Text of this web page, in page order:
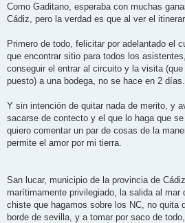
j
e
Como Gaditano, esperaba con muchas
Cádiz, pero la verdad es que al ver el
Primero de todo, felicitar por adelantado el
que encontrar sitio para todos los
conseguir el entrar al circuito y la visita
puesto) a una bodega, no se hace en 2 días...
Y sin intención de quitar nada de merito, y
sacarse de contecto y el que lo haga que
quiero comentar un par de cosas de la
permite el amor por mi tierra.
San lucar, municipio de la provincia de
marítimamente privilegiado, la salida al mar
chiste que hagamos sobre los NC, no quita
borde de sevilla, y a tomar por saco de